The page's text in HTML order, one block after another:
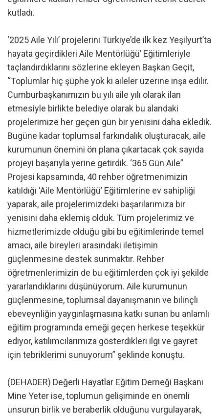
kutladı.
‘2025 Aile Yılı’ projelerini Türkiye’de ilk kez Yeşilyurt’ta
hayata geçirdikleri Aile Mentörlüğü’ Eğitimleriyle
taçlandırdıklarını sözlerine ekleyen Başkan Geçit,
“Toplumlar hiç şüphe yok ki aileler üzerine inşa edilir.
Cumburbaşkanımızın bu yılı aile yılı olarak ilan
etmesiyle birlikte belediye olarak bu alandaki
projelerimize her geçen gün bir yenisini daha ekledik.
Bugüne kadar toplumsal farkındalık oluşturacak, aile
kurumunun önemini ön plana çıkartacak çok sayıda
projeyi başarıyla yerine getirdik. ‘365 Gün Aile”
Projesi kapsamında, 40 rehber öğretmenimizin
katıldığı ‘Aile Mentörlüğü’ Eğitimlerine ev sahipliği
yaparak, aile projelerimizdeki başarılarımıza bir
yenisini daha eklemiş olduk. Tüm projelerimiz ve
hizmetlerimizde olduğu gibi bu eğitimlerinde temel
amacı, aile bireyleri arasındaki iletişimin
güçlenmesine destek sunmaktır. Rehber
öğretmenlerimizin de bu eğitimlerden çok iyi şekilde
yararlandıklarını düşünüyorum. Aile kurumunun
güçlenmesine, toplumsal dayanışmanın ve bilinçli
ebeveynliğin yaygınlaşmasına katkı sunan bu anlamlı
eğitim programında emeği geçen herkese teşekkür
ediyor, katılımcılarımıza gösterdikleri ilgi ve gayret
için tebriklerimi sunuyorum” şeklinde konuştu.
(DEHADER) Değerli Hayatlar Eğitim Derneği Başkanı
Mine Yeter ise, toplumun gelişiminde en önemli
unsurun birlik ve beraberlik olduğunu vurgulayarak,